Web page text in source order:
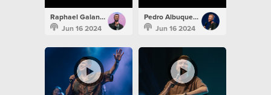
Raphael Galante
Jun 16 2024
Pedro Albuquerque
Jun 16 2024